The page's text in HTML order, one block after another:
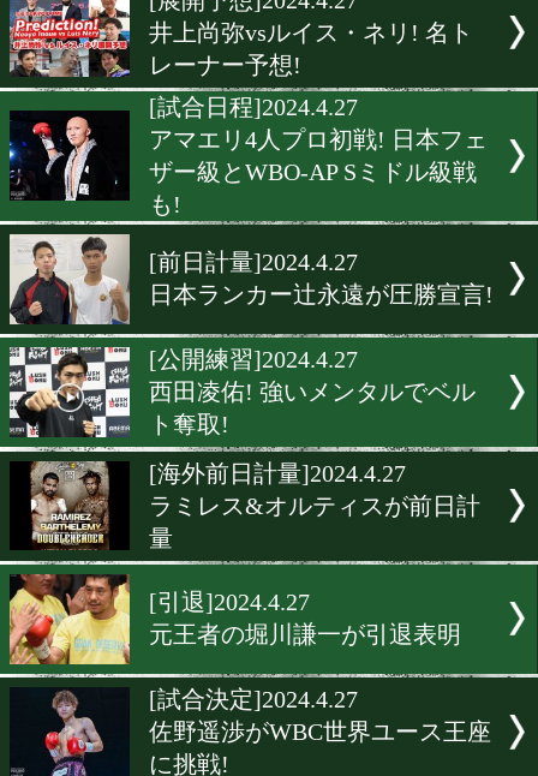
期待の新人! 高倉日向が圧
ビュー!
[試合後談話]2024.4.28
ユーリ阿久井政悟につなげ
[海外試合結果]2024.4.28
ラミレス&オルティス米国
級戦
[展開予想]2024.4.27
井上尚弥vsルイス・ネリ!
レーナー予想!
[試合日程]2024.4.27
アマエリ4人プロ初戦! 日本
ザー級とWBO-AP Sミドル
も!
[前日計量]2024.4.27
日本ランカー辻永遠が圧勝